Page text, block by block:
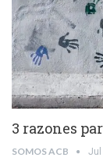
3 razones
SOMOS ACB Jul